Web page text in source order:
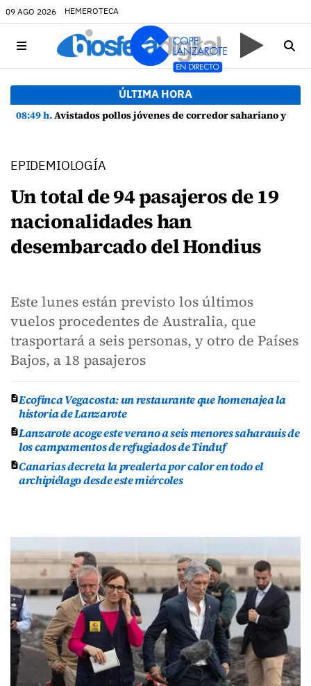
09 AGO 2026 HEMEROTECA
ÚLTIMA HORA
08:49 h.Avistados pollos jóvenes de corredor sahariano y episodios de cortejo de hubara cerca del rally de Lanzarote
EPIDEMIOLOGÍA
Un total de 94 pasajeros de 19
nacionalidades han
desembarcado del Hondius
Este lunes están previsto los últimos
vuelos procedentes de Australia, que
trasportará a seis personas, y otro de Países
Bajos, a 18 pasajeros
Ecofinca Vegacosta: un restaurante que homenajea la
historia de Lanzarote
Lanzarote acoge este verano a seis menores saharauis de
los campamentos de refugiados de Tinduf
Canarias decreta la prealerta por calor en todo el
archipiélago desde este miércoles